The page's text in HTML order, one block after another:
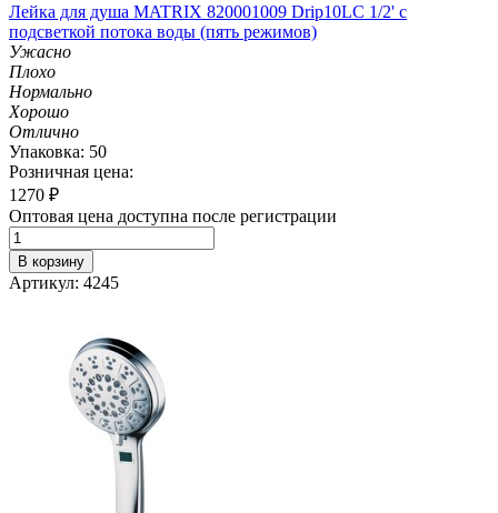
Лейка для душа MATRIX 820001009 Drip10LC 1/2' с
подсветкой потока воды (пять режимов)
Ужасно
Плохо
Нормально
Хорошо
Отлично
Упаковка: 50
Розничная цена:
1270 ₽
Оптовая цена доступна после регистрации
В корзину
Артикул: 4245